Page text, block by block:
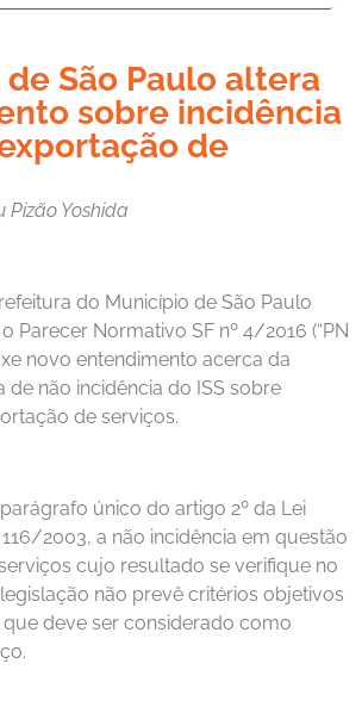
São Paulo altera
sobre incidência
de
Pizão Yoshida
do Município de São Paulo
o Parecer Normativo SF nº 4/2016 (“PN
novo entendimento acerca da
de não incidência do ISS sobre
de serviços.
único do artigo 2º da Lei
2003, a não incidência em questão
cujo resultado se verifique no
não prevê critérios objetivos
deve ser considerado como